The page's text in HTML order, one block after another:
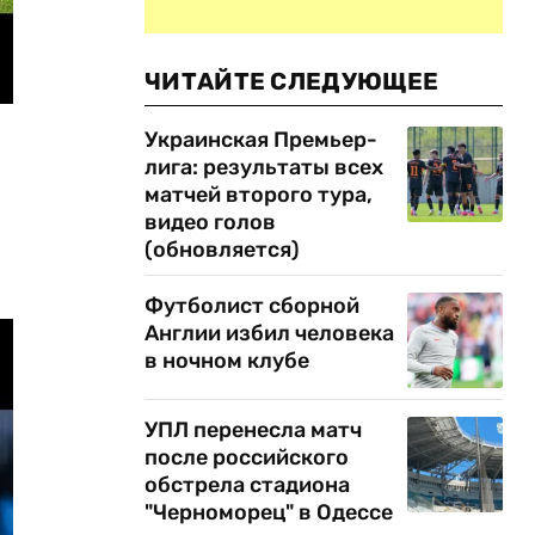
ЧИТАЙТЕ СЛЕДУЮЩЕЕ
Украинская Премьер-
лига: результаты всех
матчей второго тура,
видео голов
(обновляется)
Футболист сборной
Англии избил человека
в ночном клубе
УПЛ перенесла матч
после российского
обстрела стадиона
"Черноморец" в Одессе